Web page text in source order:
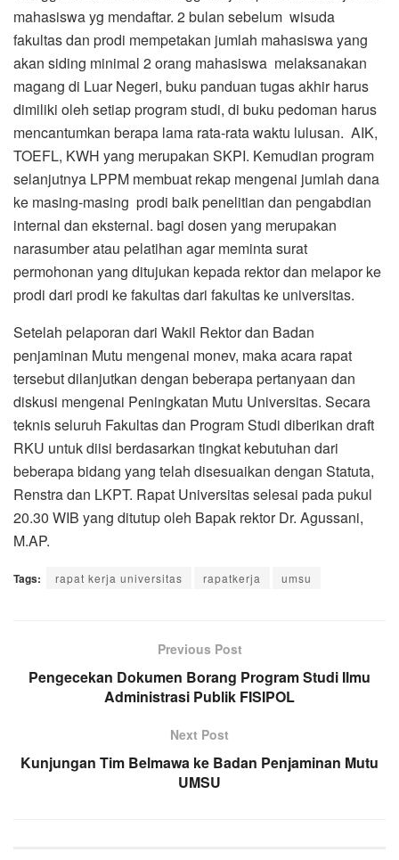
mahasiswa yg mendaftar. 2 bulan sebelum wisuda
fakultas dan prodi mempetakan jumlah mahasiswa yang
akan siding minimal 2 orang mahasiswa melaksanakan
magang di Luar Negeri, buku panduan tugas akhir harus
dimiliki oleh setiap program studi, di buku pedoman harus
mencantumkan berapa lama rata-rata waktu lulusan. AIK,
TOEFL, KWH yang merupakan SKPI. Kemudian program
selanjutnya LPPM membuat rekap mengenai jumlah dana
ke masing-masing prodi baik penelitian dan pengabdian
internal dan eksternal. bagi dosen yang merupakan
narasumber atau pelatihan agar meminta surat
permohonan yang ditujukan kepada rektor dan melapor ke
prodi dari prodi ke fakultas dari fakultas ke universitas.
Setelah pelaporan dari Wakil Rektor dan Badan
penjaminan Mutu mengenai monev, maka acara rapat
tersebut dilanjutkan dengan beberapa pertanyaan dan
diskusi mengenai Peningkatan Mutu Universitas. Secara
teknis seluruh Fakultas dan Program Studi diberikan draft
RKU untuk diisi berdasarkan tingkat kebutuhan dari
beberapa bidang yang telah disesuaikan dengan Statuta,
Renstra dan LKPT. Rapat Universitas selesai pada pukul
20.30 WIB yang ditutup oleh Bapak rektor Dr. Agussani,
M.AP.
Tags: rapat kerja universitas rapatkerja umsu
Previous Post
Pengecekan Dokumen Borang Program Studi Ilmu
Administrasi Publik FISIPOL
Next Post
Kunjungan Tim Belmawa ke Badan Penjaminan Mutu
UMSU